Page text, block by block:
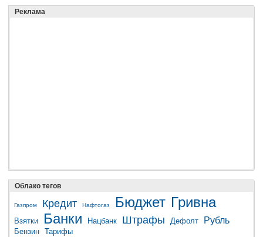
Реклама
Облако тегов
Газпром Кредит Нафтогаз Бюджет Гривна
Взятки Банки Нацбанк Штрафы Дефолт Рубль
Бензин Тарифы